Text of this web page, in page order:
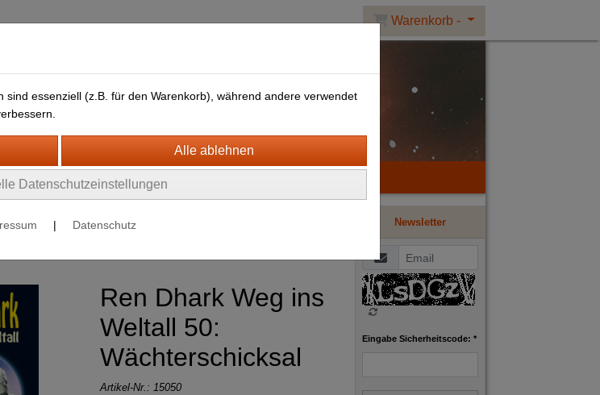
Warenkorb -
Ren Dhark Weg ins
Weltall 50:
Wächterschicksal
Artikel-Nr.:15050
Newsletter
Eingabe Sicherheitscode: *
sind essenziell (z.B. für den Warenkorb), während andere verwendet
Datenschutzeinstellungen
| Datenschutz